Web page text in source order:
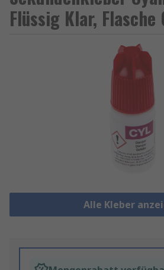
Flüssig Klar,
Alle Kleber